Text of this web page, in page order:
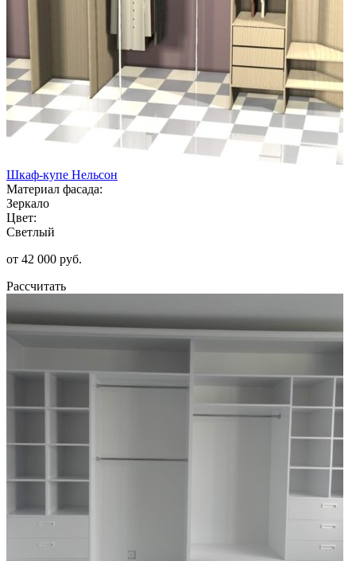
Шкаф-купе Нельсон
Материал фасада:
Зеркало
Цвет:
Светлый
от 42 000 руб.
Рассчитать